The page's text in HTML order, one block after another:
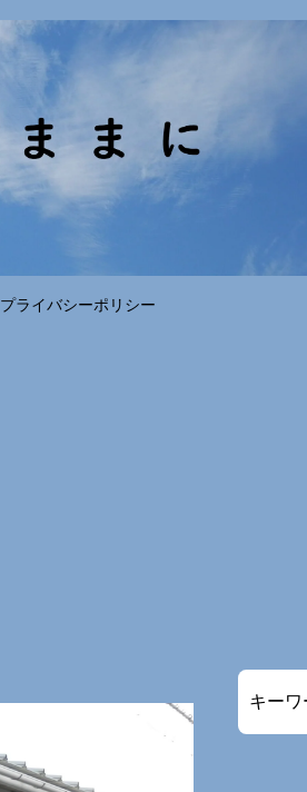
プライバシーポリシー